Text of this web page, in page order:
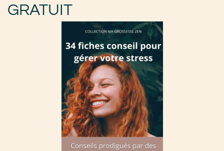
GRATUIT